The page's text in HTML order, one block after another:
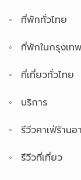
ที่พักทั่วไทย
ที่พักในกรุงเทพ
ที่เที่ยวทั่วไทย
บริการ
รีวีวคาเฟ่ร้านอ
รีวีวที่เที่ยว